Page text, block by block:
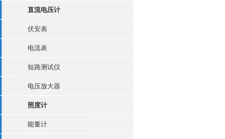
直流电压计
伏安表
电流表
短路测试仪
电压放大器
照度计
能量计